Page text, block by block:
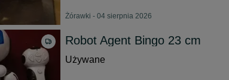
Żórawki - 04 sierpnia 2026
Robot Agent Bingo 23 cm
Używane